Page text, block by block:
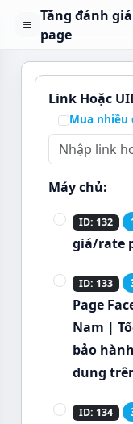
Tăng đánh
page
Link Hoặc
Mua nhiều
Máy chủ:
ID: 132
giá/rate
ID: 133
Page
Nam |
bảo
dung
ID: 134